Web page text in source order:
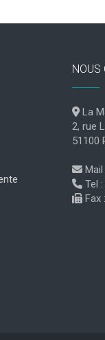
NOUS
La
2, rue
51100
Mail
Tel :
Fax